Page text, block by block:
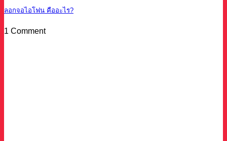
ลอกจอไอโฟน คืออะไร?
1 Comment